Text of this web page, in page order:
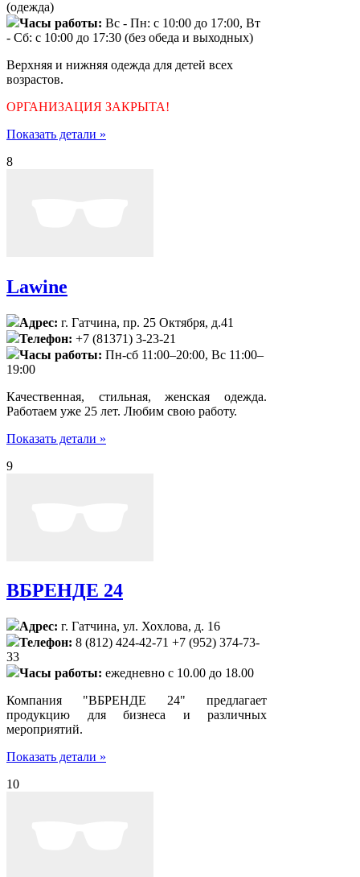
(одежда)
Часы работы: Вc - Пн: с 10:00 до 17:00, Вт
- Сб: с 10:00 до 17:30 (без обеда и выходных)
Верхняя и нижняя одежда для детей всех
возрастов.
ОРГАНИЗАЦИЯ ЗАКРЫТА!
Показать детали »
8
Lawine
Адрес: г. Гатчина, пр. 25 Октября, д.41
Телефон: +7 (81371) 3-23-21
Часы работы: Пн-сб 11:00–20:00, Вс 11:00–
19:00
Качественная, стильная, женская одежда.
Работаем уже 25 лет. Любим свою работу.
Показать детали »
9
ВБРЕНДЕ 24
Адрес: г. Гатчина, ул. Хохлова, д. 16
Телефон: 8 (812) 424-42-71 +7 (952) 374-73-
33
Часы работы: ежедневно с 10.00 до 18.00
Компания "ВБРЕНДЕ 24" предлагает
продукцию для бизнеса и различных
мероприятий.
Показать детали »
10